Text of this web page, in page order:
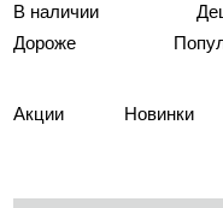
В наличии
Дороже
Акции Новинки